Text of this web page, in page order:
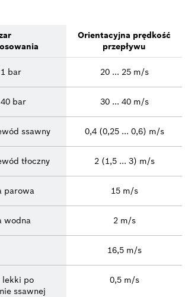
Orientacyjna prędkość
przepływu
bar 20 ... 25 m/s
bar 30 ... 40 m/s
ssawny 0,4 (0,25 ... 0,6) m/s
tłoczny 2 (1,5 ... 3) m/s
parowa 15 m/s
wodna 2 m/s
16,5 m/s
lekki po
ssawnej
0,5 m/s